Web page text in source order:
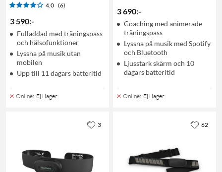
4.0 (6)
3 590:-
Fulladdad med träningspass
och hälsofunktioner
Lyssna på musik utan
mobilen
Upp till 11 dagars batteritid
Online: Ej i lager
3 690:-
Coaching med animerade
träningspass
Lyssna på musik med Spotify
och Bluetooth
Ljusstark skärm och 10
dagars batteritid
Online: Ej i lager
3 62